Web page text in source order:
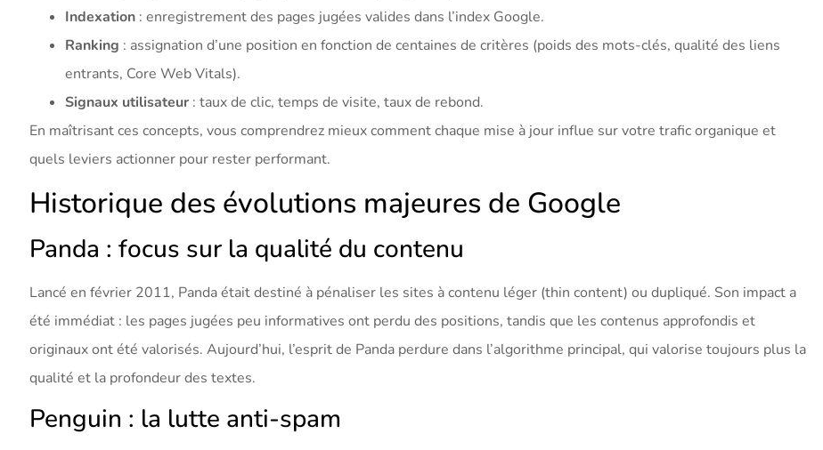
Indexation : enregistrement des pages jugées valides dans l’index Google.
Ranking : assignation d’une position en fonction de centaines de critères (poids des mots-clés, qualité des liens
entrants, Core Web Vitals).
Signaux utilisateur : taux de clic, temps de visite, taux de rebond.
En maîtrisant ces concepts, vous comprendrez mieux comment chaque mise à jour influe sur votre trafic organique et
quels leviers actionner pour rester performant.
Historique des évolutions majeures de Google
Panda : focus sur la qualité du contenu
Lancé en février 2011, Panda était destiné à pénaliser les sites à contenu léger (thin content) ou dupliqué. Son impact a
été immédiat : les pages jugées peu informatives ont perdu des positions, tandis que les contenus approfondis et
originaux ont été valorisés. Aujourd’hui, l’esprit de Panda perdure dans l’algorithme principal, qui valorise toujours plus la
qualité et la profondeur des textes.
Penguin : la lutte anti-spam